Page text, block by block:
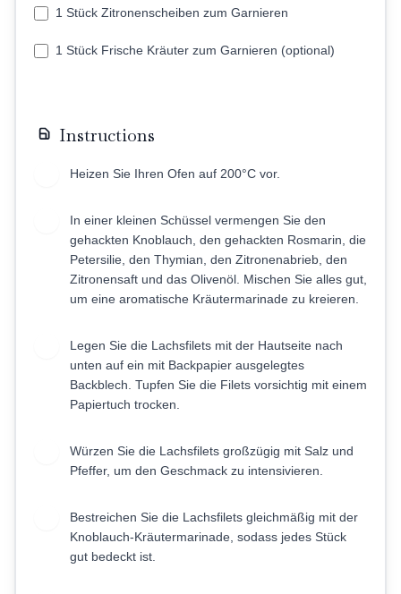
1 Stück Zitronenscheiben zum Garnieren
1 Stück Frische Kräuter zum Garnieren (optional)
Instructions
Heizen Sie Ihren Ofen auf 200°C vor.
In einer kleinen Schüssel vermengen Sie den
gehackten Knoblauch, den gehackten Rosmarin, die
Petersilie, den Thymian, den Zitronenabrieb, den
Zitronensaft und das Olivenöl. Mischen Sie alles gut,
um eine aromatische Kräutermarinade zu kreieren.
Legen Sie die Lachsfilets mit der Hautseite nach
unten auf ein mit Backpapier ausgelegtes
Backblech. Tupfen Sie die Filets vorsichtig mit einem
Papiertuch trocken.
Würzen Sie die Lachsfilets großzügig mit Salz und
Pfeffer, um den Geschmack zu intensivieren.
Bestreichen Sie die Lachsfilets gleichmäßig mit der
Knoblauch-Kräutermarinade, sodass jedes Stück
gut bedeckt ist.